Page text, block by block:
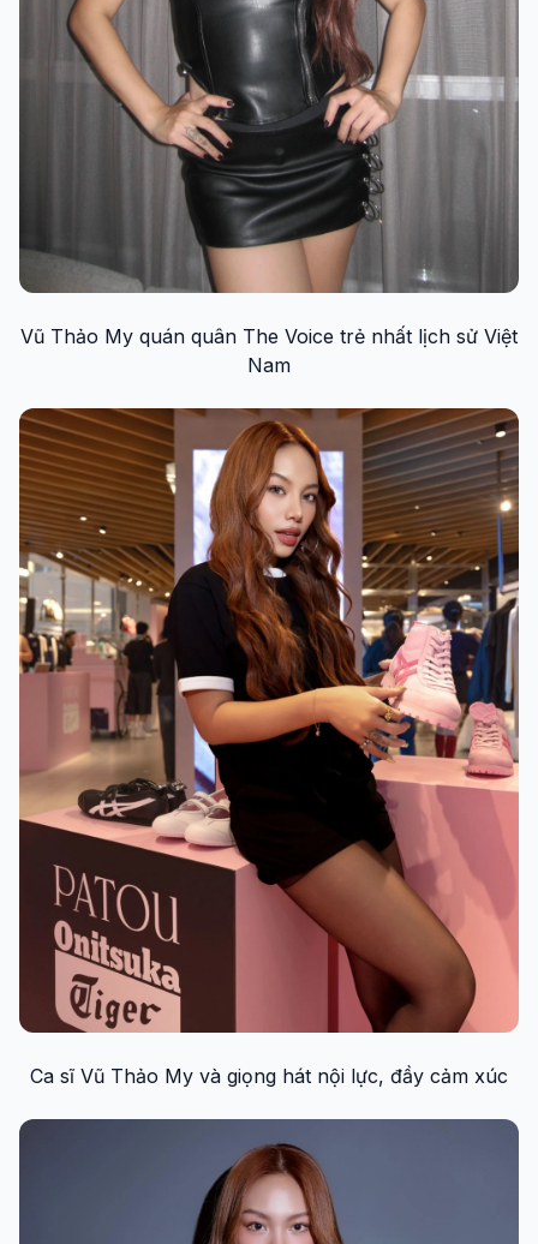
Vũ Thảo My quán quân The Voice trẻ nhất lịch sử Việt
Nam
Ca sĩ Vũ Thảo My và giọng hát nội lực, đầy cảm xúc